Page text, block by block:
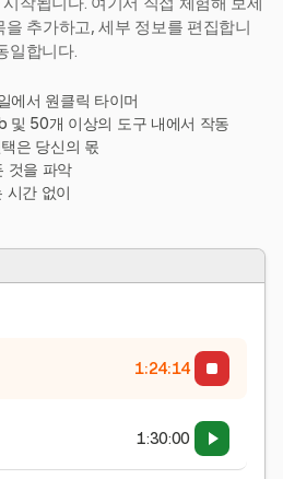
추가하고, 세부 정보를 편집합니
일합니다.
에서 원클릭 타이머
및 50개 이상의 도구 내에서 작동
은 당신의 몫
것을 파악
시간 없이
1:24:15
1:30:00